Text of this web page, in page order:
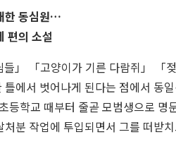
한 동심원…
편의 소설
들」 「고양이가 기른 다람쥐」
에서 벗어나게 된다는 점에서 동
초등학교 때부터 줄곧 모범생으로
분 작업에 투입되면서 그를 떠받